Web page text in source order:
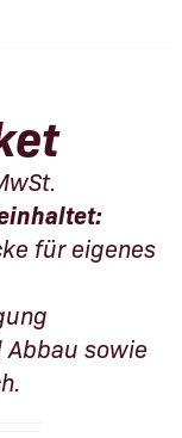
für eigenes
sowie